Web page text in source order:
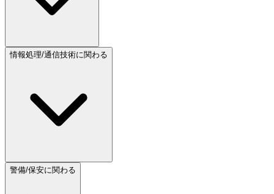
情報処理/通信技術に関わる
警備/保安に関わる